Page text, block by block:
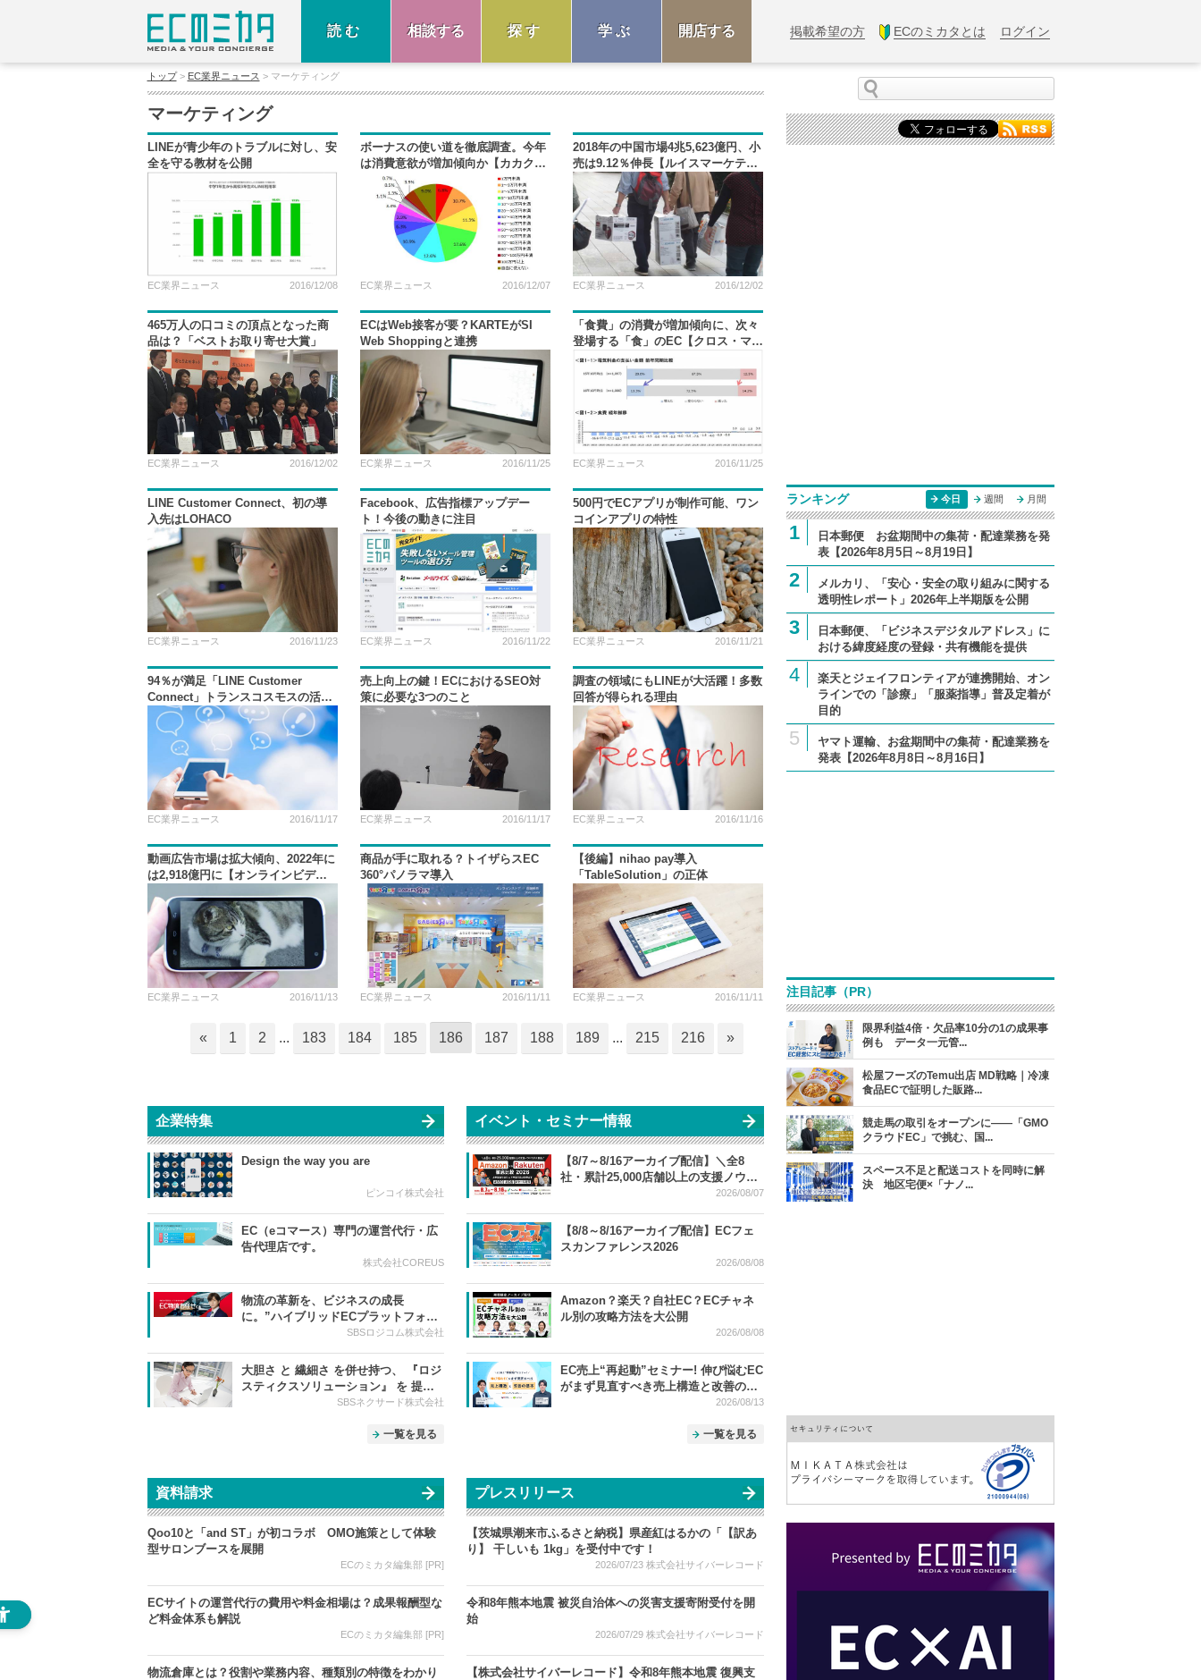
読む 相談する 探す 学ぶ 開店する 掲載希望の方 ECのミカタとは ログイン
トップ EC業界ニュース マーケティング
マーケティング
LINEが青少年のトラブルに対し、安
全を守る教材を公開
EC業界ニュース 2016/12/08
ボーナスの使い道を徹底調査。今年
は消費意欲が増加傾向か【カカクコ
ム調べ】
EC業界ニュース 2016/12/07
2018年の中国市場4兆5,623億円、小
売は9.12％伸長【ルイスマーケティ
ング調べ】
EC業界ニュース 2016/12/02
465万人の口コミの頂点となった商
品は？「ベストお取り寄せ大賞」
EC業界ニュース 2016/12/02
ECはWeb接客が要？KARTEがSI
Web Shoppingと連携
EC業界ニュース 2016/11/25
「食費」の消費が増加傾向に、次々
登場する「食」のEC【クロス・マー
ケティング調べ】
EC業界ニュース 2016/11/25
LINE Customer Connect、初の導
入先はLOHACO
EC業界ニュース 2016/11/23
Facebook、広告指標アップデー
ト！今後の動きに注目
EC業界ニュース 2016/11/22
500円でECアプリが制作可能、ワン
コインアプリの特性
EC業界ニュース 2016/11/21
94％が満足「LINE Customer
Connect」トランスコスモスの活用
例
EC業界ニュース 2016/11/17
売上向上の鍵！ECにおけるSEO対
策に必要な3つのこと
EC業界ニュース 2016/11/17
調査の領域にもLINEが大活躍！多数
回答が得られる理由
EC業界ニュース 2016/11/16
動画広告市場は拡大傾向、2022年に
は2,918億円に【オンラインビデオ
EC業界ニュース 2016/11/13
商品が手に取れる？トイザらスEC
360°パノラマ導入
EC業界ニュース 2016/11/11
【後編】nihao pay導入
「TableSolution」の正体
EC業界ニュース 2016/11/11
« 1 2 ... 183 184 185 186 187 188 189 ... 215 216 »
企業特集
Design the way you are
ピンコイ株式会社
EC（eコマース）専門の運営代行・広
告代理店です。
株式会社COREUS
物流の革新を、ビジネスの成長
に。”ハイブリッドECプラットフォー
SBSロジコム株式会社
大胆さ と 繊細さ を併せ持つ、 『ロジ
スティクスソリューション』 を 提供
SBSネクサード株式会社
一覧を見る
イベント・セミナー情報
【8/7～8/16アーカイブ配信】＼全8
社・累計25,000店舗以上の支援ノウハ
ウが大集結／ Amazon vs Rakuten 徹
期で売上を伸ばす SEO・広告・セール
対策 ー
2026/08/07
【8/8～8/16アーカイブ配信】ECフェ
スカンファレンス2026
2026/08/08
Amazon？楽天？自社EC？ECチャネ
ル別の攻略方法を大公開
2026/08/08
EC売上“再起動”セミナー! 伸び悩むEC
がまず見直すべき売上構造と改善の基
2026/08/13
一覧を見る
資料請求
Qoo10と「and ST」が初コラボ OMO施策として体験
型サロンブースを展開
ECのミカタ編集部 [PR]
ECサイトの運営代行の費用や料金相場は？成果報酬型な
ど料金体系も解説
ECのミカタ編集部 [PR]
物流倉庫とは？役割や業務内容、種類別の特徴をわかり
プレスリリース
【茨城県潮来市ふるさと納税】県産紅はるかの「【訳あ
り】 干しいも 1kg」を受付中です！
2026/07/23 株式会社サイバーレコード
令和8年熊本地震 被災自治体への災害支援寄附受付を開
始
2026/07/29 株式会社サイバーレコード
【株式会社サイバーレコード】令和8年熊本地震 復興支
ランキング 今日 週間 月間
1
日本郵便 お盆期間中の集荷・配達業務を発
表【2026年8月5日～8月19日】
2
メルカリ、「安心・安全の取り組みに関する
透明性レポート」2026年上半期版を公開
3
日本郵便、「ビジネスデジタルアドレス」に
おける緯度経度の登録・共有機能を提供
4
楽天とジェイフロンティアが連携開始、オン
ラインでの「診療」「服薬指導」普及定着が
目的
5
ヤマト運輸、お盆期間中の集荷・配達業務を
発表【2026年8月8日～8月16日】
注目記事（PR）
限界利益4倍・欠品率10分の1の成果事
例も データ一元管...
松屋フーズのTemu出店 MD戦略｜冷凍
食品ECで証明した販路...
競走馬の取引をオープンに――「GMO
クラウドEC」で挑む、国...
スペース不足と配送コストを同時に解
決 地区宅便×「ナノ...